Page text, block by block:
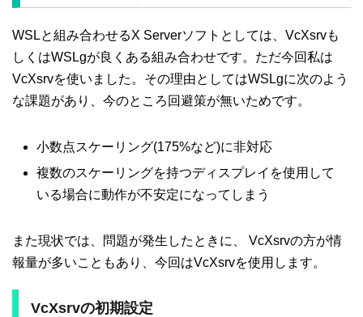
WSLと組み合わせるX Serverソフトとしては、VcXsrvも
しくはWSLgが良くある組み合わせです。ただ今回私は
VcXsrvを使いました。その理由としてはWSLgに次のよう
な課題があり、今のところ回避策が無いためです。
小数点スケーリング(175%など)に非対応
複数のスケーリングを持つディスプレイを使用して
いる場合に動作が不安定になってしまう
また現状では、問題が発生したときに、 VcXsrvの方が情
報量が多いこともあり、今回はVcXsrvを使用します。
VcXsrvの初期設定